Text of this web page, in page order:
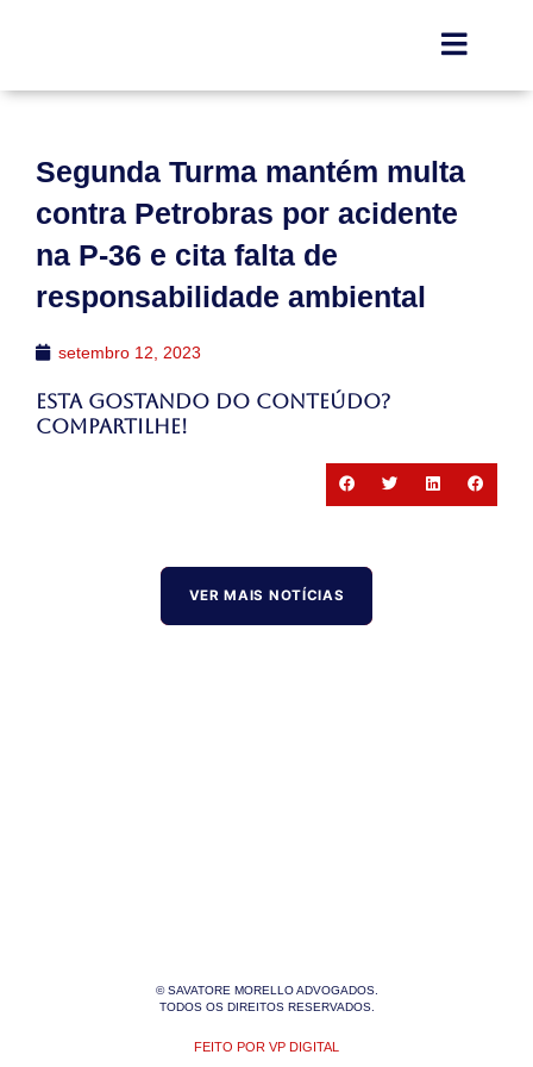
Segunda Turma mantém multa
contra Petrobras por acidente
na P-36 e cita falta de
responsabilidade ambiental
setembro 12, 2023
Esta gostando do conteúdo?
Compartilhe!
VER MAIS NOTÍCIAS
© SAVATORE MORELLO ADVOGADOS.
TODOS OS DIREITOS RESERVADOS.
FEITO POR VP DIGITAL